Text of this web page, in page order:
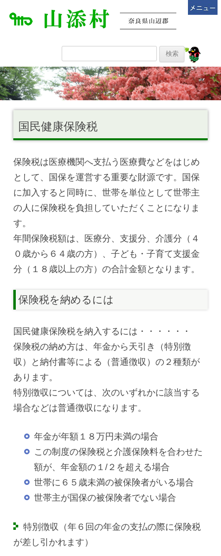
国民健康保険税
保険税は医療機関へ支払う医療費などをはじめ
として、国保を運営する重要な財源です。国保
に加入すると同時に、世帯を単位として世帯主
の人に保険税を負担していただくことになりま
す。
年間保険税額は、医療分、支援分、介護分（４
０歳から６４歳の方）、子ども・子育て支援金
分（１８歳以上の方）の合計金額となります。
保険税を納めるには
国民健康保険税を納入するには・・・・・・
保険税の納め方は、年金から天引き（特別徴
収）と納付書等による（普通徴収）の２種類が
あります。
特別徴収については、次のいずれかに該当する
場合などは普通徴収になります。
年金が年額１８万円未満の場合
この制度の保険税と介護保険料を合わせた
額が、年金額の１/２を超える場合
世帯に６５歳未満の被保険者がいる場合
世帯主が国保の被保険者でない場合
特別徴収（年６回の年金の支払の際に保険税
が差し引かれます）